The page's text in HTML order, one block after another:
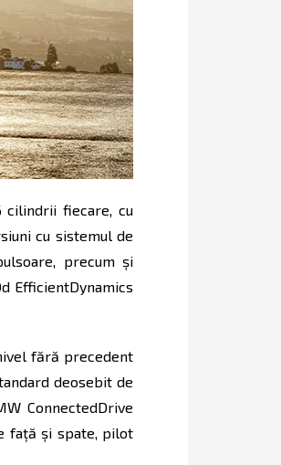
fiecare, cu
cu sistemul de
precum şi
EfficientDynamics
fără precedent
deosebit de
ConnectedDrive
faţă şi spate, pilot